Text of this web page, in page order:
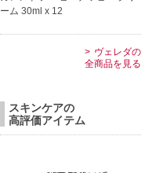
ーム 30ml x 12
ヴェレダの
全商品を見る
スキンケアの
高評価アイテム